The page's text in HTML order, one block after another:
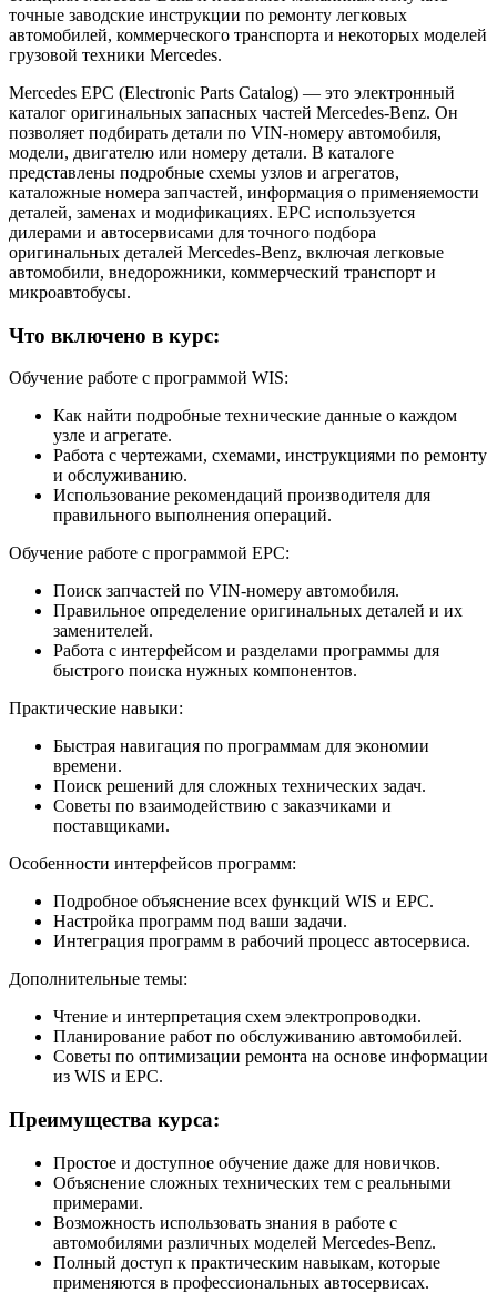
точные заводские инструкции по ремонту легковых
автомобилей, коммерческого транспорта и некоторых моделей
грузовой техники Mercedes.
Mercedes EPC (Electronic Parts Catalog) — это электронный
каталог оригинальных запасных частей Mercedes-Benz. Он
позволяет подбирать детали по VIN-номеру автомобиля,
модели, двигателю или номеру детали. В каталоге
представлены подробные схемы узлов и агрегатов,
каталожные номера запчастей, информация о применяемости
деталей, заменах и модификациях. EPC используется
дилерами и автосервисами для точного подбора
оригинальных деталей Mercedes-Benz, включая легковые
автомобили, внедорожники, коммерческий транспорт и
микроавтобусы.
Что включено в курс:
Обучение работе с программой WIS:
Как найти подробные технические данные о каждом
узле и агрегате.
Работа с чертежами, схемами, инструкциями по ремонту
и обслуживанию.
Использование рекомендаций производителя для
правильного выполнения операций.
Обучение работе с программой EPC:
Поиск запчастей по VIN-номеру автомобиля.
Правильное определение оригинальных деталей и их
заменителей.
Работа с интерфейсом и разделами программы для
быстрого поиска нужных компонентов.
Практические навыки:
Быстрая навигация по программам для экономии
времени.
Поиск решений для сложных технических задач.
Советы по взаимодействию с заказчиками и
поставщиками.
Особенности интерфейсов программ:
Подробное объяснение всех функций WIS и EPC.
Настройка программ под ваши задачи.
Интеграция программ в рабочий процесс автосервиса.
Дополнительные темы:
Чтение и интерпретация схем электропроводки.
Планирование работ по обслуживанию автомобилей.
Советы по оптимизации ремонта на основе информации
из WIS и EPC.
Преимущества курса:
Простое и доступное обучение даже для новичков.
Объяснение сложных технических тем с реальными
примерами.
Возможность использовать знания в работе с
автомобилями различных моделей Mercedes-Benz.
Полный доступ к практическим навыкам, которые
применяются в профессиональных автосервисах.